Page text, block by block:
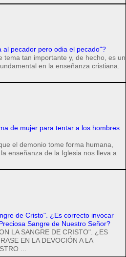
al pecador pero odia el pecado"?
tema tan importante y, de hecho, es un
en la enseñanza cristiana.
de mujer para tentar a los hombres
el demonio tome forma humana,
enseñanza de la Iglesia nos lleva a
de Cristo". ¿Es correcto invocar
Sangre de Nuestro Señor?
LA SANGRE DE CRISTO". ¿ES
EN LA DEVOCIÓN A LA
...